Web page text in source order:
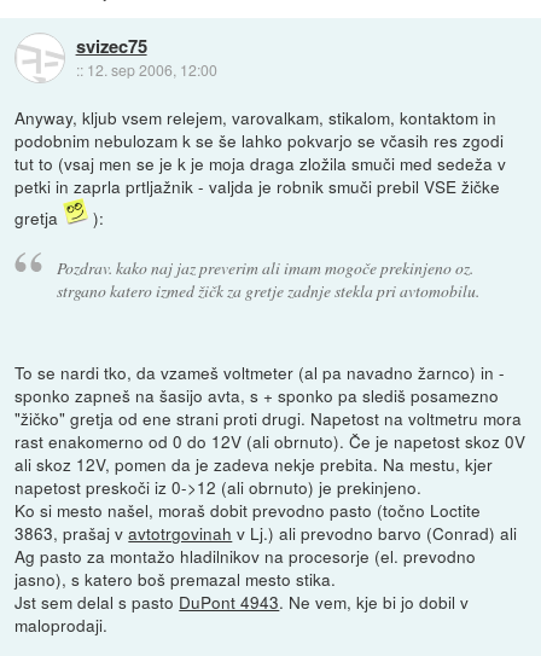
svizec75
:: 12. sep 2006, 12:00
Anyway, kljub vsem relejem, varovalkam, stikalom, kontaktom in
podobnim nebulozam k se še lahko pokvarjo se včasih res zgodi
tut to (vsaj men se je k je moja draga zložila smuči med sedeža v
petki in zaprla prtljažnik - valjda je robnik smuči prebil VSE žičke
gretja
):
Pozdrav. kako naj jaz preverim ali imam mogoče prekinjeno oz.
strgano katero izmed žičk za gretje zadnje stekla pri avtomobilu.
To se nardi tko, da vzameš voltmeter (al pa navadno žarnco) in -
sponko zapneš na šasijo avta, s + sponko pa slediš posamezno
"žičko" gretja od ene strani proti drugi. Napetost na voltmetru mora
rast enakomerno od 0 do 12V (ali obrnuto). Če je napetost skoz 0V
ali skoz 12V, pomen da je zadeva nekje prebita. Na mestu, kjer
napetost preskoči iz 0->12 (ali obrnuto) je prekinjeno.
Ko si mesto našel, moraš dobit prevodno pasto (točno Loctite
3863, prašaj vavtotrgovinah v Lj.) ali prevodno barvo (Conrad) ali
Ag pasto za montažo hladilnikov na procesorje (el. prevodno
jasno), s katero boš premazal mesto stika.
Jst sem delal s pasto DuPont 4943. Ne vem, kje bi jo dobil v
maloprodaji.